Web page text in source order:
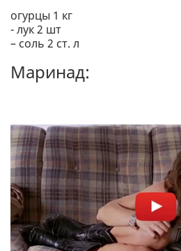
огурцы 1 кг
- лук 2 шт
– соль 2 ст. л
Маринад: